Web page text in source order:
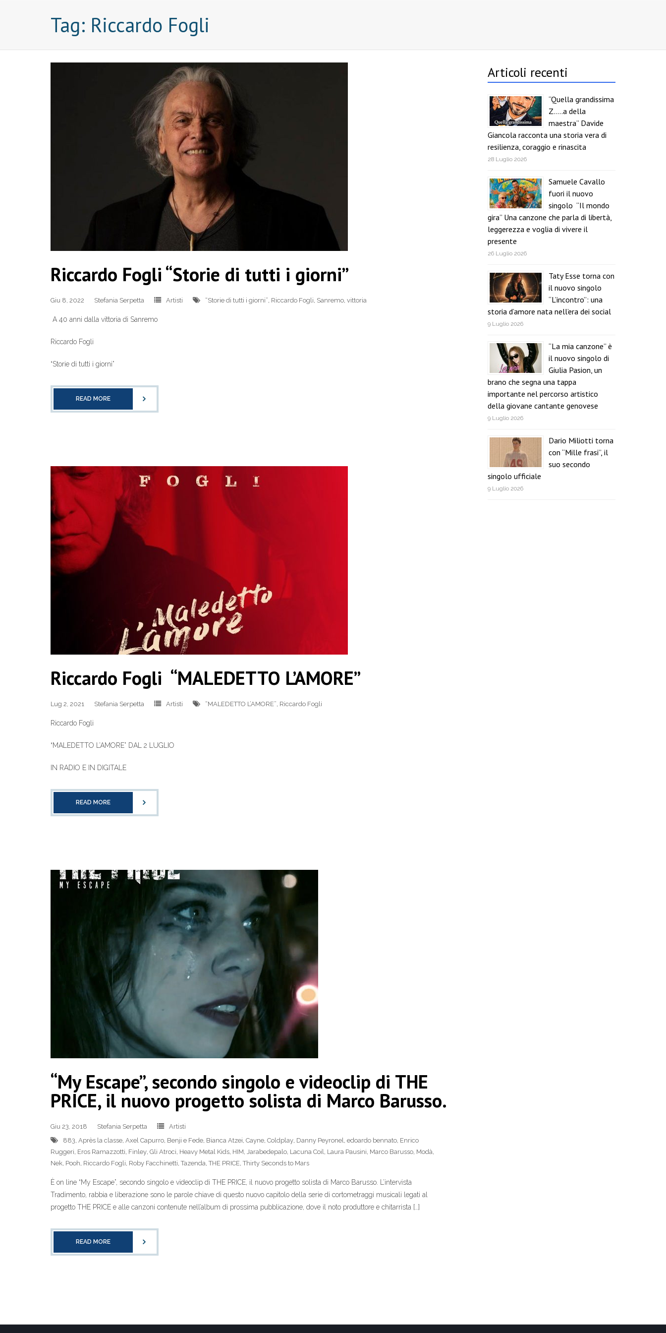
Tag: Riccardo Fogli
Riccardo Fogli “Storie di tutti i giorni”
Giu 8, 2022 Stefania Serpetta Artisti “Storie di tutti i giorni”, Riccardo Fogli, Sanremo, vittoria
A 40 anni dalla vittoria di Sanremo
Riccardo Fogli
“Storie di tutti i giorni”
READ MORE
Riccardo Fogli “MALEDETTO L’AMORE”
Lug 2, 2021 Stefania Serpetta Artisti “MALEDETTO L’AMORE”, Riccardo Fogli
Riccardo Fogli
“MALEDETTO L’AMORE” DAL 2 LUGLIO
IN RADIO E IN DIGITALE
READ MORE
“My Escape”, secondo singolo e videoclip di THE
PRICE, il nuovo progetto solista di Marco Barusso.
Giu 23, 2018 Stefania Serpetta
Artisti
883, Après la classe, Axel Capurro, Benji e Fede, Bianca Atzei, Cayne, Coldplay, Danny Peyronel, edoardo bennato, Enrico
Ruggeri, Eros Ramazzotti, Finley, Gli Atroci, Heavy Metal Kids, HIM, Jarabedepalo, Lacuna Coil, Laura Pausini, Marco Barusso, Modà,
Nek, Pooh, Riccardo Fogli, Roby Facchinetti,Tazenda,THE PRICE,Thirty Seconds to Mars
È on line “My Escape”, secondo singolo e videoclip di THE PRICE, il nuovo progetto solista di Marco Barusso. L’intervista
Tradimento, rabbia e liberazione sono le parole chiave di questo nuovo capitolo della serie di cortometraggi musicali legati al
progetto THE PRICE e alle canzoni contenute nell’album di prossima pubblicazione, dove il noto produttore e chitarrista […]
READ MORE
Articoli recenti
“Quella grandissima
Z…..a della
maestra” Davide
Giancola racconta una storia vera di
resilienza, coraggio e rinascita
28 Luglio 2026
Samuele Cavallo
fuori il nuovo
singolo “Il mondo
gira” Una canzone che parla di libertà,
leggerezza e voglia di vivere il
presente
26 Luglio 2026
Taty Esse torna con
il nuovo singolo
“L’incontro”: una
storia d’amore nata nell’era dei social
9 Luglio 2026
“La mia canzone” è
il nuovo singolo di
Giulia Pasion, un
brano che segna una tappa
importante nel percorso artistico
della giovane cantante genovese
9 Luglio 2026
Dario Miliotti torna
con “Mille frasi”, il
suo secondo
singolo ufficiale
9 Luglio 2026